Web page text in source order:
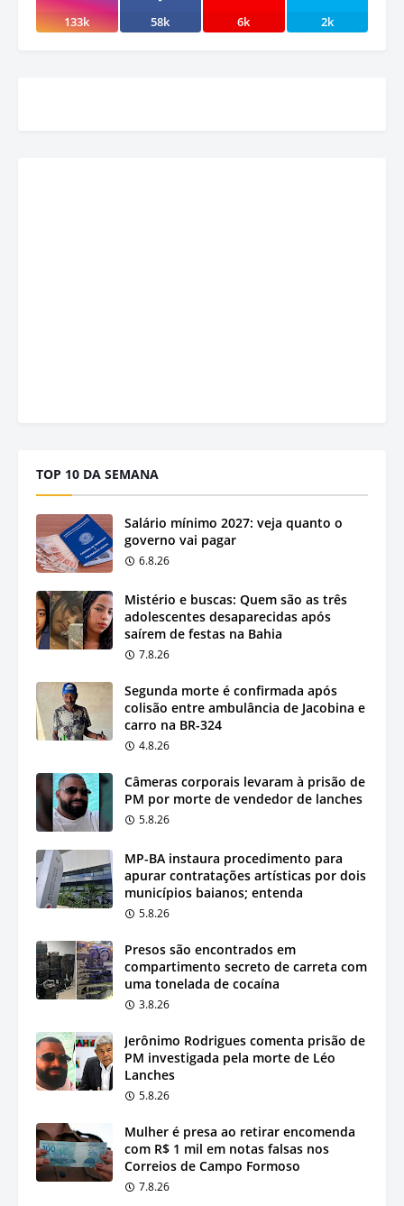
133k 58k 6k 2k
TOP 10 DA SEMANA
Salário mínimo 2027: veja quanto o
governo vai pagar
6.8.26
Mistério e buscas: Quem são as três
adolescentes desaparecidas após
saírem de festas na Bahia
7.8.26
Segunda morte é confirmada após
colisão entre ambulância de Jacobina e
carro na BR-324
4.8.26
Câmeras corporais levaram à prisão de
PM por morte de vendedor de lanches
5.8.26
MP-BA instaura procedimento para
apurar contratações artísticas por dois
municípios baianos; entenda
5.8.26
Presos são encontrados em
compartimento secreto de carreta com
uma tonelada de cocaína
3.8.26
Jerônimo Rodrigues comenta prisão de
PM investigada pela morte de Léo
Lanches
5.8.26
Mulher é presa ao retirar encomenda
com R$ 1 mil em notas falsas nos
Correios de Campo Formoso
7.8.26